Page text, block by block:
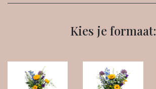
Kies je formaat: